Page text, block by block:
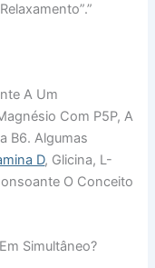
A Um
Com P5P, A
B6. Algumas
D, Glicina, L-
O Conceito
Simultâneo?